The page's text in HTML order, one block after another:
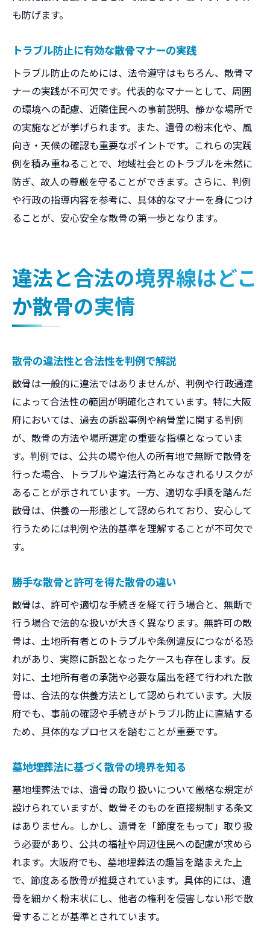
も防げます。
トラブル防止に有効な散骨マナーの実践
トラブル防止のためには、法令遵守はもちろん、散骨マ
ナーの実践が不可欠です。代表的なマナーとして、周囲
の環境への配慮、近隣住民への事前説明、静かな場所で
の実施などが挙げられます。また、遺骨の粉末化や、風
向き・天候の確認も重要なポイントです。これらの実践
例を積み重ねることで、地域社会とのトラブルを未然に
防ぎ、故人の尊厳を守ることができます。さらに、判例
や行政の指導内容を参考に、具体的なマナーを身につけ
ることが、安心安全な散骨の第一歩となります。
違法と合法の境界線はどこ
か散骨の実情
散骨の違法性と合法性を判例で解説
散骨は一般的に違法ではありませんが、判例や行政通達
によって合法性の範囲が明確化されています。特に大阪
府においては、過去の訴訟事例や納骨堂に関する判例
が、散骨の方法や場所選定の重要な指標となっていま
す。判例では、公共の場や他人の所有地で無断で散骨を
行った場合、トラブルや違法行為とみなされるリスクが
あることが示されています。一方、適切な手順を踏んだ
散骨は、供養の一形態として認められており、安心して
行うためには判例や法的基準を理解することが不可欠で
す。
勝手な散骨と許可を得た散骨の違い
散骨は、許可や適切な手続きを経て行う場合と、無断で
行う場合で法的な扱いが大きく異なります。無許可の散
骨は、土地所有者とのトラブルや条例違反につながる恐
れがあり、実際に訴訟となったケースも存在します。反
対に、土地所有者の承諾や必要な届出を経て行われた散
骨は、合法的な供養方法として認められています。大阪
府でも、事前の確認や手続きがトラブル防止に直結する
ため、具体的なプロセスを踏むことが重要です。
墓地埋葬法に基づく散骨の境界を知る
墓地埋葬法では、遺骨の取り扱いについて厳格な規定が
設けられていますが、散骨そのものを直接規制する条文
はありません。しかし、遺骨を「節度をもって」取り扱
う必要があり、公共の福祉や周辺住民への配慮が求めら
れます。大阪府でも、墓地埋葬法の趣旨を踏まえた上
で、節度ある散骨が推奨されています。具体的には、遺
骨を細かく粉末状にし、他者の権利を侵害しない形で散
骨することが基準とされています。